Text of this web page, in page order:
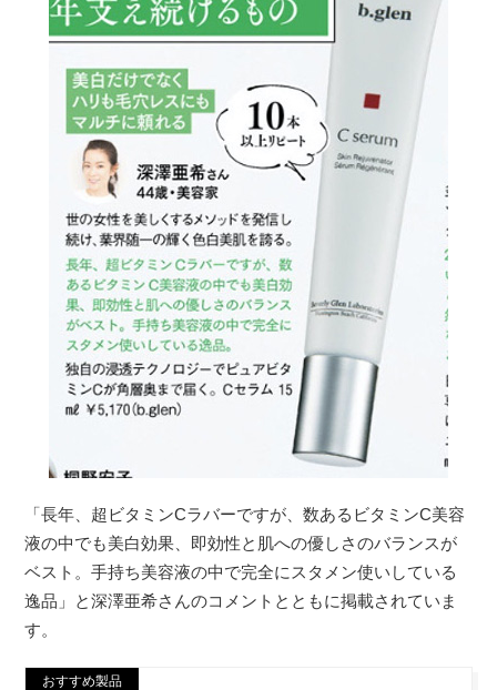
「長年、超ビタミンCラバーですが、数あるビタミンC美容
液の中でも美白効果、即効性と肌への優しさのバランスが
ベスト。手持ち美容液の中で完全にスタメン使いしている
逸品」と深澤亜希さんのコメントとともに掲載されていま
す。
おすすめ製品